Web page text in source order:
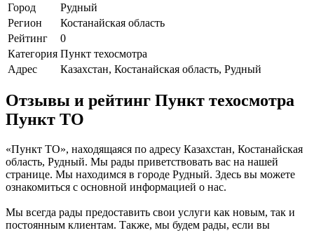
Город
Рудный
Регион
Костанайская область
Рейтинг
0
Категория Пункт техосмотра
Адрес
Казахстан, Костанайская область, Рудный
Отзывы и рейтинг Пункт техосмотра
Пункт ТО
«Пункт ТО», находящаяся по адресу Казахстан, Костанайская
область, Рудный. Мы рады приветствовать вас на нашей
странице. Мы находимся в городе Рудный. Здесь вы можете
ознакомиться с основной информацией о нас.
Мы всегда рады предоставить свои услуги как новым, так и
постоянным клиентам. Также, мы будем рады, если вы